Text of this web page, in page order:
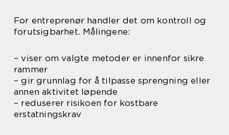
For entreprenør handler det om kontroll og
forutsigbarhet. Målingene:
– viser om valgte metoder er innenfor sikre
rammer
– gir grunnlag for å tilpasse sprengning eller
annen aktivitet løpende
– reduserer risikoen for kostbare
erstatningskrav